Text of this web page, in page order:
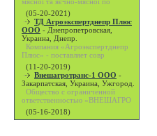
(05-20-2021)
ТД Агроэкспертднепр Плюс
ООО - Днепропетровская,
Украина, Днепр.
Компания «Агроэкспертднепр
Плюс» - поставляет совр
(11-20-2019)
Внешагротранс-1 ООО -
Закарпатская, Украина, Ужгород.
Общество с ограниченной
ответственностью «ВНЕШАГРО
(05-16-2018)